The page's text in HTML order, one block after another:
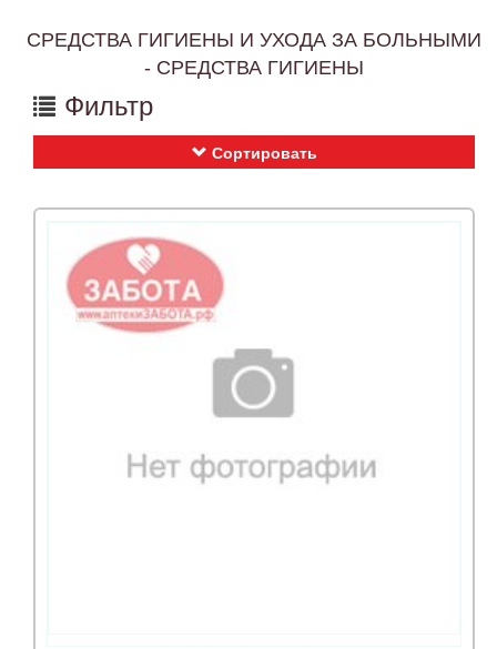
СРЕДСТВА ГИГИЕНЫ И УХОДА ЗА БОЛЬНЫМИ
- СРЕДСТВА ГИГИЕНЫ
Фильтр
Сортировать